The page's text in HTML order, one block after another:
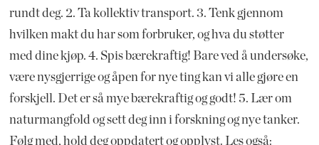
rundt deg. 2. Ta kollektiv transport. 3. Tenk gjennom
hvilken makt du har som forbruker, og hva du støtter
med dine kjøp. 4. Spis bærekraftig! Bare ved å undersøke,
være nysgjerrige og åpen for nye ting kan vi alle gjøre en
forskjell. Det er så mye bærekraftig og godt! 5. Lær om
naturmangfold og sett deg inn i forskning og nye tanker.
Følg med, hold deg oppdatert og opplyst. Les også: